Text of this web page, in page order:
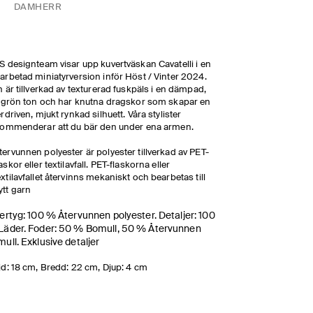
DAM HERR
designteam visar upp kuvertväskan Cavatelli i en
miniatyrversion inför Höst / Vinter 2024.
är tillverkad av texturerad fuskpäls i en dämpad,
ton och har knutna dragskor som skapar en
mjukt rynkad silhuett. Våra stylister
att du bär den under ena armen.
polyester är polyester tillverkad av PET-
eller textilavfall. PET-flaskorna eller
återvinns mekaniskt och bearbetas till
garn
100 % Återvunnen polyester. Detaljer: 100
Foder: 50 % Bomull, 50 % Återvunnen
Exklusive detaljer
18 cm, Bredd: 22 cm, Djup: 4 cm